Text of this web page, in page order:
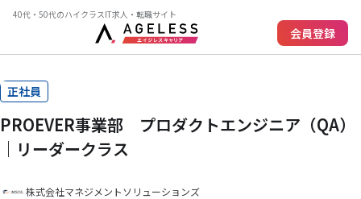
40代・50代のハイクラスIT求人・転職サイト
会員登録
正社員
PROEVER事業部 プロダクトエンジニア（QA）
｜リーダークラス
株式会社マネジメントソリューションズ